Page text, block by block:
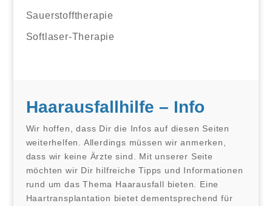
Sauerstofftherapie
Softlaser-Therapie
Haarausfallhilfe – Info
Wir hoffen, dass Dir die Infos auf diesen Seiten
weiterhelfen. Allerdings müssen wir anmerken,
dass wir keine Ärzte sind. Mit unserer Seite
möchten wir Dir hilfreiche Tipps und Informationen
rund um das Thema Haarausfall bieten. Eine
Haartransplantation bietet dementsprechend für